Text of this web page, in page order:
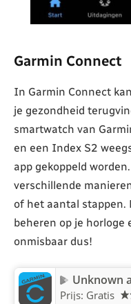
Garmin Connect
In Garmin Connect
je gezondheid
smartwatch van
en een Index S2
app gekoppeld
verschillende
of het aantal stappen.
beheren op je horloge
onmisbaar dus!
Unknown
Prijs: Gratis